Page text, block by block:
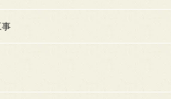
事